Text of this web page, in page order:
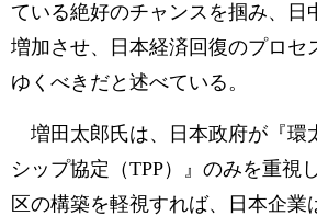
ている絶好のチャンスを掴み、日
増加させ、日本経済回復のプロセ
ゆくべきだと述べている。
増田太郎氏は、日本政府が『環
シップ協定（TPP）』のみを重視
区の構築を軽視すれば、日本企業